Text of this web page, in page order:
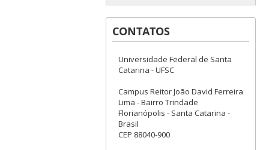
CONTATOS
Universidade Federal de Santa
Catarina - UFSC
Campus Reitor João David Ferreira
Lima - Bairro Trindade
Florianópolis - Santa Catarina -
Brasil
CEP 88040-900